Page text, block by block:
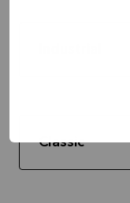
Classic